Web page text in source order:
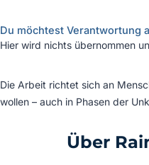
Du möchtest Verantwortung
Hier wird nichts übernommen
Die Arbeit richtet sich an
wollen – auch in Phasen der
Über